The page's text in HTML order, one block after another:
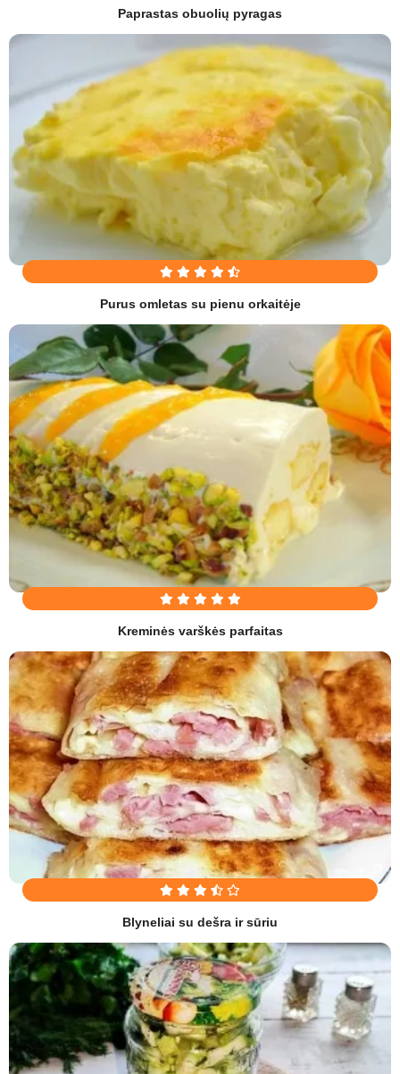
Paprastas obuolių pyragas
Purus omletas su pienu orkaitėje
Kreminės varškės parfaitas
Blyneliai su dešra ir sūriu